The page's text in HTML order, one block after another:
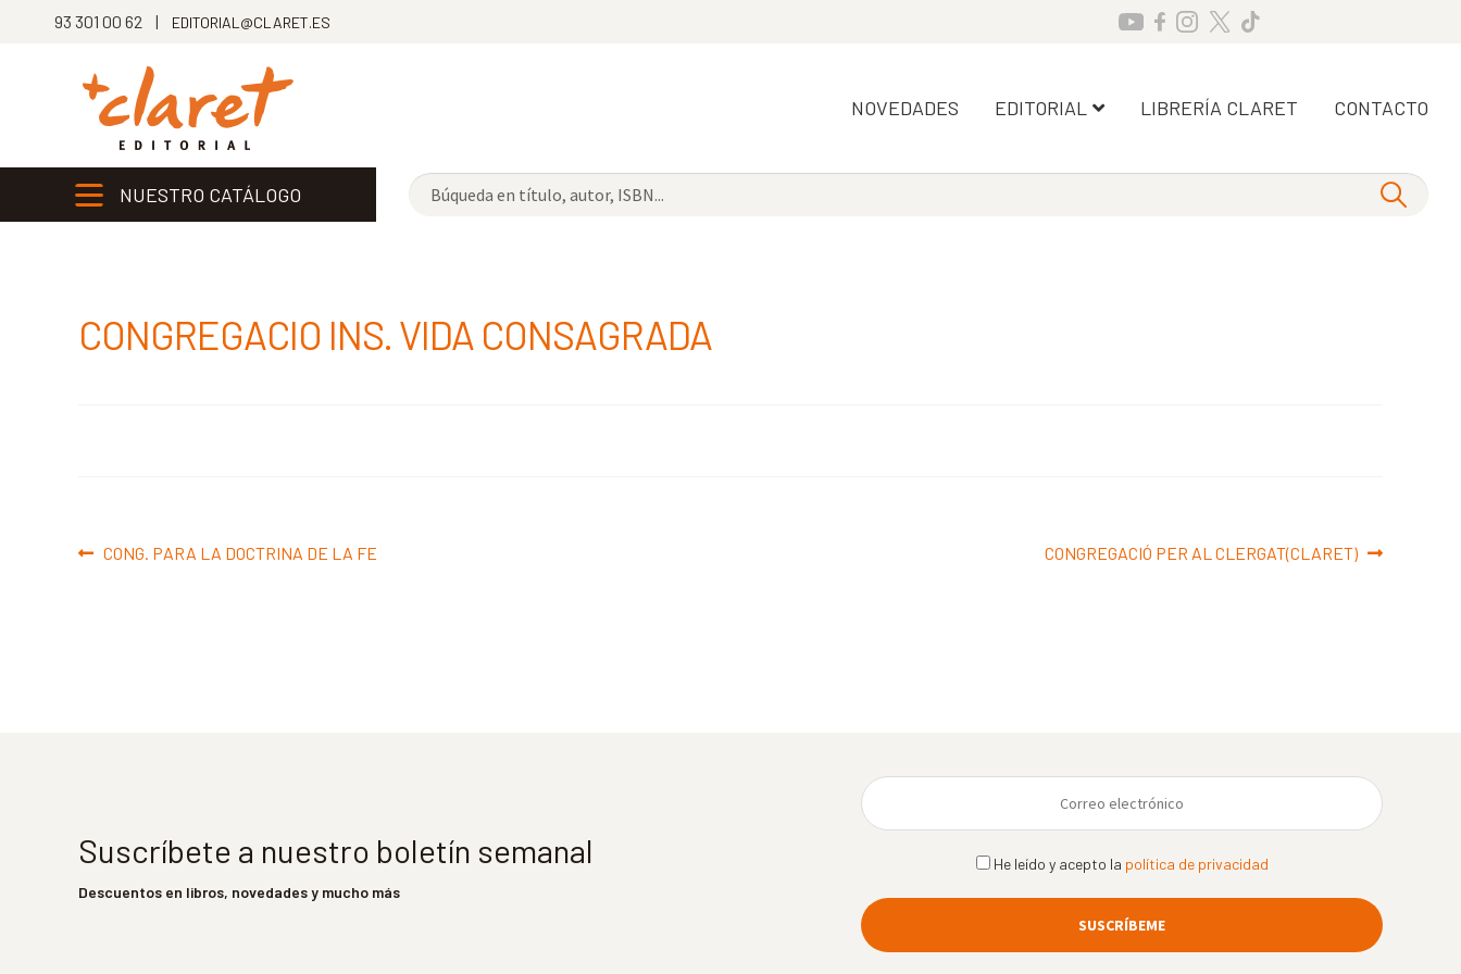
93 301 00 62 | EDITORIAL@CLARET.ES
NOVEDADES EDITORIAL LIBRERÍA CLARET CONTACTO
NUESTRO CATÁLOGO
CONGREGACIO INS. VIDA CONSAGRADA
Navegación
Anterior:
CONG. PARA LA DOCTRINA DE LA FE Siguiente:
CONGREGACIÓ PER AL CLERGAT(CLARET)
Suscríbete a nuestro boletín semanal
Descuentos en libros, novedades y mucho más
He leído y acepto la política de privacidad